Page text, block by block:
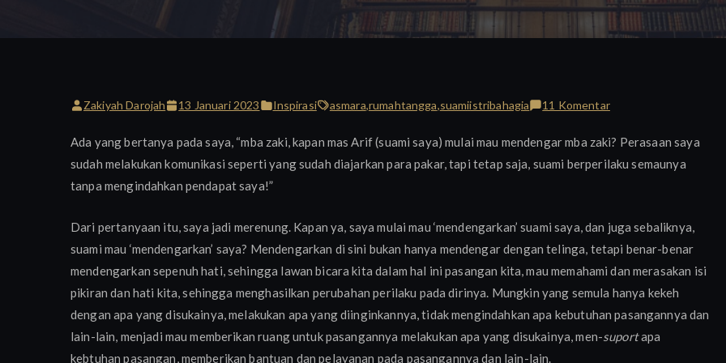
Zakiyah Darojah 13 Januari 2023 Inspirasi asmara,rumahtangga,suamiistribahagia 11 Komentarpada
Sesuatu
Ada
Ada yang bertanya pada saya, “mba zaki, kapan mas Arif (suami saya) mulai mau mendengar mba zaki? Perasaan saya
sudah melakukan komunikasi seperti yang sudah diajarkan para pakar, tapi tetap saja, suami berperilaku semaunya
tanpa mengindahkan pendapat saya!”
Dari pertanyaan itu, saya jadi merenung. Kapan ya, saya mulai mau ‘mendengarkan’ suami saya, dan juga sebaliknya,
suami mau ‘mendengarkan’ saya? Mendengarkan di sini bukan hanya mendengar dengan telinga, tetapi benar-benar
mendengarkan sepenuh hati, sehingga lawan bicara kita dalam hal ini pasangan kita, mau memahami dan merasakan isi
pikiran dan hati kita, sehingga menghasilkan perubahan perilaku pada dirinya. Mungkin yang semula hanya kekeh
dengan apa yang disukainya, melakukan apa yang diinginkannya, tidak mengindahkan apa kebutuhan pasangannya dan
lain-lain, menjadi mau memberikan ruang untuk pasangannya melakukan apa yang disukainya, men-suportapa
kebtuhan pasangan, memberikan bantuan dan pelayanan pada pasangannya dan lain-lain.